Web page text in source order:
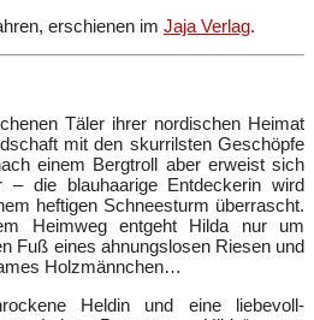
erschienen im Jaja Verlag.
Täler ihrer nordischen Heimat
mit den skurrilsten Geschöpfe
einem Bergtroll aber erweist sich
– die blauhaarige Entdeckerin wird
heftigen Schneesturm überrascht.
Heimweg entgeht Hilda nur um
Fuß eines ahnungslosen Riesen und
Holzmännchen…
Heldin und eine liebevoll-